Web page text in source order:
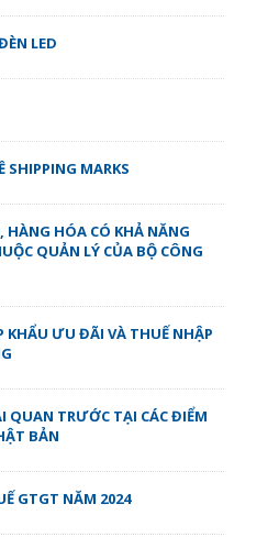
LED
SHIPPING MARKS
HÀNG HÓA CÓ KHẢ NĂNG
QUẢN LÝ CỦA BỘ CÔNG
KHẨU ƯU ĐÃI VÀ THUẾ NHẬP
QUAN TRƯỚC TẠI CÁC ĐIỂM
BẢN
GTGT NĂM 2024